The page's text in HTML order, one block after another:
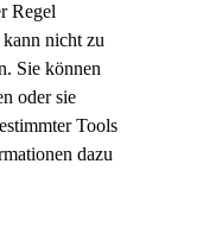
Regel
nicht zu
Sie können
oder sie
Tools
dazu